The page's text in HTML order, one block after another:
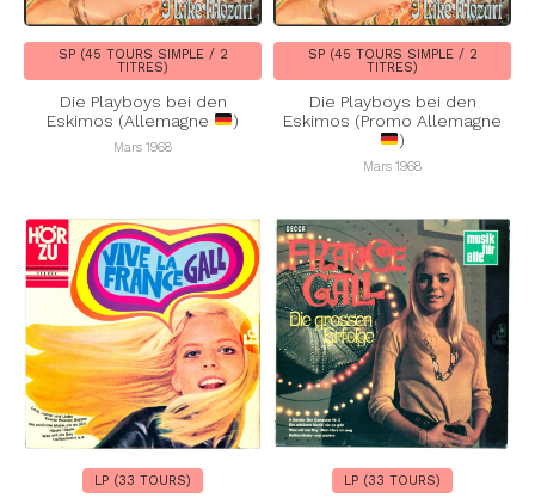
SP (45 TOURS SIMPLE / 2
TITRES)
Die Playboys bei den
Eskimos (Allemagne
)
Mars 1968
SP (45 TOURS SIMPLE / 2
TITRES)
Die Playboys bei den
Eskimos (Promo Allemagne
)
Mars 1968
LP (33 TOURS) LP (33 TOURS)